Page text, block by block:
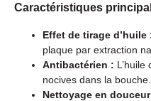
Caractéristiques
Effet de tirage d’huile
plaque par extraction
Antibactérien :
nocives dans la bouche.
Nettoyage en